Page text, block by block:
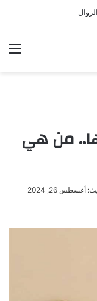
من هي
أغسطس 26, 2024